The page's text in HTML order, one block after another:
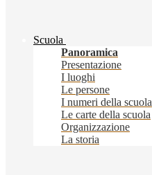
Scuola
Panoramica
Presentazione
I luoghi
Le persone
I numeri della scuola
Le carte della scuola
Organizzazione
La storia